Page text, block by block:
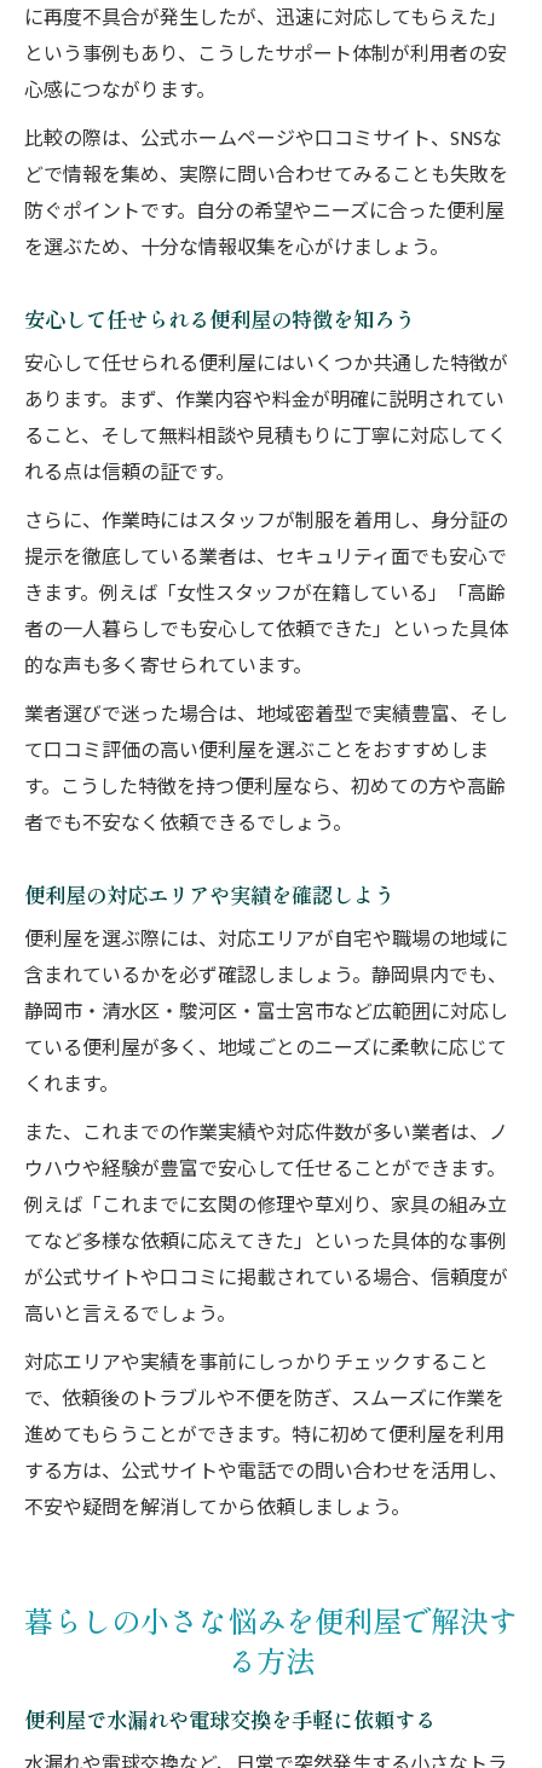
に再度不具合が発生したが、迅速に対応してもらえた」
という事例もあり、こうしたサポート体制が利用者の安
心感につながります。
比較の際は、公式ホームページや口コミサイト、SNSな
どで情報を集め、実際に問い合わせてみることも失敗を
防ぐポイントです。自分の希望やニーズに合った便利屋
を選ぶため、十分な情報収集を心がけましょう。
安心して任せられる便利屋の特徴を知ろう
安心して任せられる便利屋にはいくつか共通した特徴が
あります。まず、作業内容や料金が明確に説明されてい
ること、そして無料相談や見積もりに丁寧に対応してく
れる点は信頼の証です。
さらに、作業時にはスタッフが制服を着用し、身分証の
提示を徹底している業者は、セキュリティ面でも安心で
きます。例えば「女性スタッフが在籍している」「高齢
者の一人暮らしでも安心して依頼できた」といった具体
的な声も多く寄せられています。
業者選びで迷った場合は、地域密着型で実績豊富、そし
て口コミ評価の高い便利屋を選ぶことをおすすめしま
す。こうした特徴を持つ便利屋なら、初めての方や高齢
者でも不安なく依頼できるでしょう。
便利屋の対応エリアや実績を確認しよう
便利屋を選ぶ際には、対応エリアが自宅や職場の地域に
含まれているかを必ず確認しましょう。静岡県内でも、
静岡市・清水区・駿河区・富士宮市など広範囲に対応し
ている便利屋が多く、地域ごとのニーズに柔軟に応じて
くれます。
また、これまでの作業実績や対応件数が多い業者は、ノ
ウハウや経験が豊富で安心して任せることができます。
例えば「これまでに玄関の修理や草刈り、家具の組み立
てなど多様な依頼に応えてきた」といった具体的な事例
が公式サイトや口コミに掲載されている場合、信頼度が
高いと言えるでしょう。
対応エリアや実績を事前にしっかりチェックすること
で、依頼後のトラブルや不便を防ぎ、スムーズに作業を
進めてもらうことができます。特に初めて便利屋を利用
する方は、公式サイトや電話での問い合わせを活用し、
不安や疑問を解消してから依頼しましょう。
暮らしの小さな悩みを便利屋で解決す
る方法
便利屋で水漏れや電球交換を手軽に依頼する